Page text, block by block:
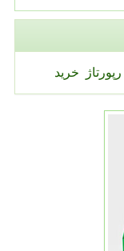
رپورتاژ خرید